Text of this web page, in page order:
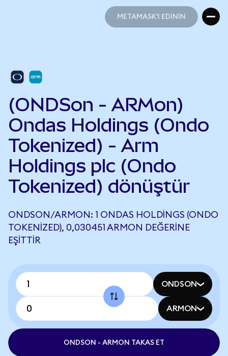
METAMASK'I EDİNİN
(ONDSon - ARMon)
Ondas Holdings (Ondo
Tokenized) - Arm
Holdings plc (Ondo
Tokenized) dönüştür
ONDSON/ARMON: 1 ONDAS HOLDINGS (ONDO
TOKENIZED), 0,030451 ARMON DEĞERINE
EŞITTIR
ONDSON
ARMON
ONDSON - ARMON TAKAS ET